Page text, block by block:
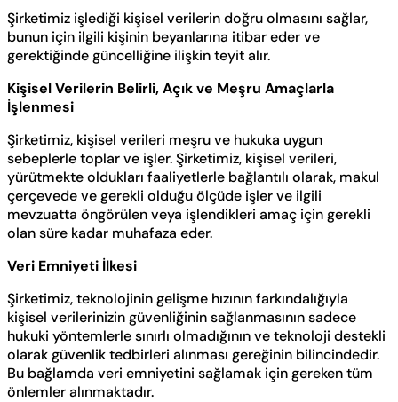
Şirketimiz işlediği kişisel verilerin doğru olmasını sağlar,
bunun için ilgili kişinin beyanlarına itibar eder ve
gerektiğinde güncelliğine ilişkin teyit alır.
Kişisel Verilerin Belirli, Açık ve Meşru Amaçlarla
İşlenmesi
Şirketimiz, kişisel verileri meşru ve hukuka uygun
sebeplerle toplar ve işler. Şirketimiz, kişisel verileri,
yürütmekte oldukları faaliyetlerle bağlantılı olarak, makul
çerçevede ve gerekli olduğu ölçüde işler ve ilgili
mevzuatta öngörülen veya işlendikleri amaç için gerekli
olan süre kadar muhafaza eder.
Veri Emniyeti İlkesi
Şirketimiz, teknolojinin gelişme hızının farkındalığıyla
kişisel verilerinizin güvenliğinin sağlanmasının sadece
hukuki yöntemlerle sınırlı olmadığının ve teknoloji destekli
olarak güvenlik tedbirleri alınması gereğinin bilincindedir.
Bu bağlamda veri emniyetini sağlamak için gereken tüm
önlemler alınmaktadır.